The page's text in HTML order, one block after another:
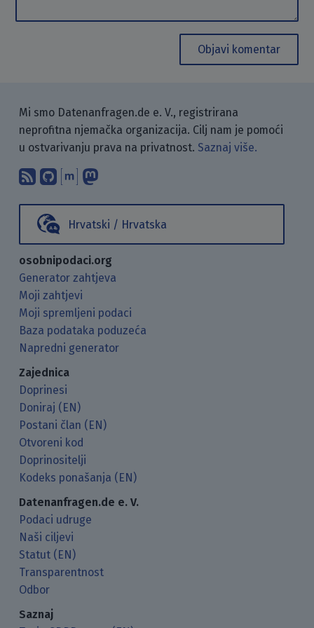
Objavi komentar
Mi smo Datenanfragen.de e. V., registrirana
neprofitna njemačka organizacija. Cilj nam je pomoći
u ostvarivanju prava na privatnost. Saznaj više.
Pretplati se na naš blog koristeći
Pronađi nas na GitHubu.
Raspravljaj s nama putem
Hrvatski / Hrvatska
osobnipodaci.org
Generator zahtjeva
Moji zahtjevi
Moji spremljeni podaci
Baza podataka poduzeća
Napredni generator
Zajednica
Doprinesi
Doniraj (EN)
Postani član (EN)
Otvoreni kod
Doprinositelji
Kodeks ponašanja (EN)
Datenanfragen.de e. V.
Podaci udruge
Naši ciljevi
Statut (EN)
Transparentnost
Odbor
Saznaj